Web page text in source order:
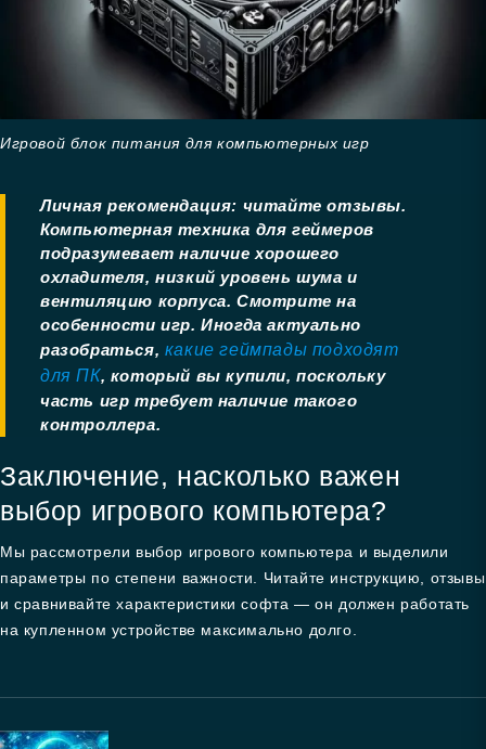
Игровой блок питания для компьютерных игр
Личная рекомендация: читайте отзывы.
Компьютерная техника для геймеров
подразумевает наличие хорошего
охладителя, низкий уровень шума и
вентиляцию корпуса. Смотрите на
особенности игр. Иногда актуально
разобраться, какие геймпады подходят
для ПК, который вы купили, поскольку
часть игр требует наличие такого
контроллера.
Заключение, насколько важен
выбор игрового компьютера?
Мы рассмотрели выбор игрового компьютера и выделили
параметры по степени важности. Читайте инструкцию, отзывы
и сравнивайте характеристики софта — он должен работать
на купленном устройстве максимально долго.